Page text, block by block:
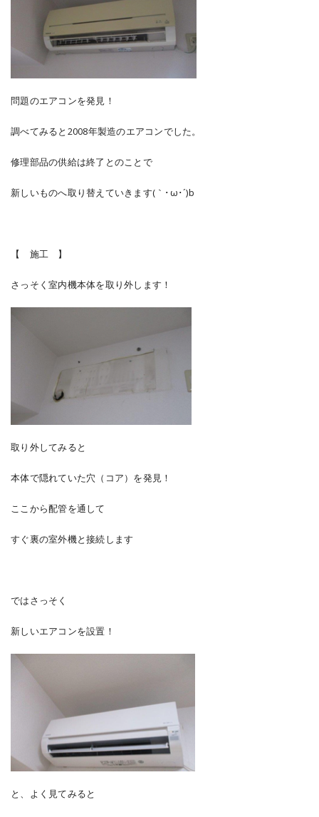
問題のエアコンを発見！
調べてみると2008年製造のエアコンでした。
修理部品の供給は終了とのことで
新しいものへ取り替えていきます(｀･ω･´)b
【 施工 】
さっそく室内機本体を取り外します！
取り外してみると
本体で隠れていた穴（コア）を発見！
ここから配管を通して
すぐ裏の室外機と接続します
ではさっそく
新しいエアコンを設置！
と、よく見てみると